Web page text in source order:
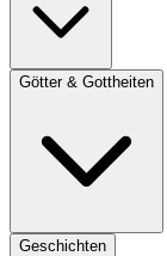
Götter & Gottheiten
Geschichten